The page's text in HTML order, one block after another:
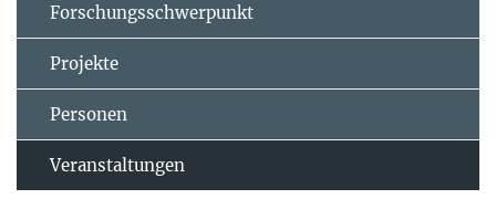
Forschungsschwerpunkt
Projekte
Personen
Veranstaltungen